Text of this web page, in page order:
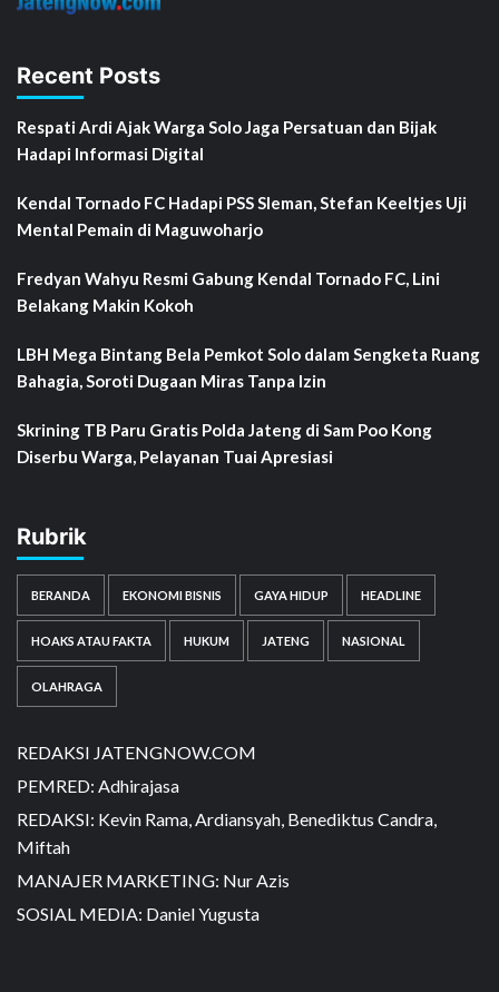
Recent Posts
Respati Ardi Ajak Warga Solo Jaga Persatuan dan Bijak
Hadapi Informasi Digital
Kendal Tornado FC Hadapi PSS Sleman, Stefan Keeltjes Uji
Mental Pemain di Maguwoharjo
Fredyan Wahyu Resmi Gabung Kendal Tornado FC, Lini
Belakang Makin Kokoh
LBH Mega Bintang Bela Pemkot Solo dalam Sengketa Ruang
Bahagia, Soroti Dugaan Miras Tanpa Izin
Skrining TB Paru Gratis Polda Jateng di Sam Poo Kong
Diserbu Warga, Pelayanan Tuai Apresiasi
Rubrik
BERANDA EKONOMI BISNIS GAYA HIDUP HEADLINE
HOAKS ATAU FAKTA HUKUM JATENG NASIONAL
OLAHRAGA
REDAKSI JATENGNOW.COM
PEMRED: Adhirajasa
REDAKSI: Kevin Rama, Ardiansyah, Benediktus Candra,
Miftah
MANAJER MARKETING: Nur Azis
SOSIAL MEDIA: Daniel Yugusta